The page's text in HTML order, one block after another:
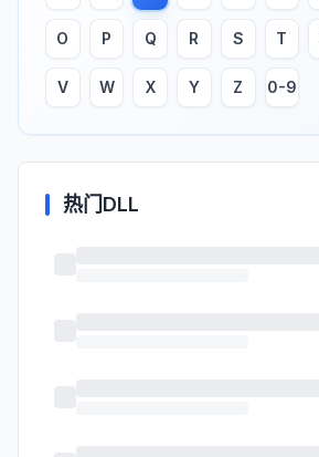
O P Q R S T
V W X Y Z 0-9
热门DLL